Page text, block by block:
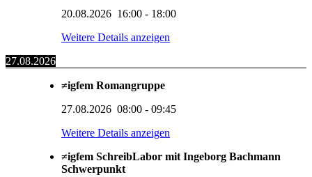
20.08.2026 16:00 - 18:00
Weitere Details anzeigen
27.08.2026
≠igfem Romangruppe
27.08.2026 08:00 - 09:45
Weitere Details anzeigen
≠igfem SchreibLabor mit Ingeborg Bachmann
Schwerpunkt